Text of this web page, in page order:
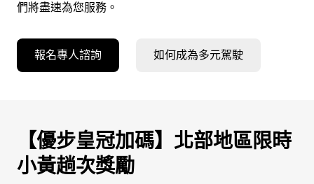
們將盡速為您服務。
報名專人諮詢 如何成為多元駕駛
【優步皇冠加碼】北部地區限時
小黃趟次獎勵